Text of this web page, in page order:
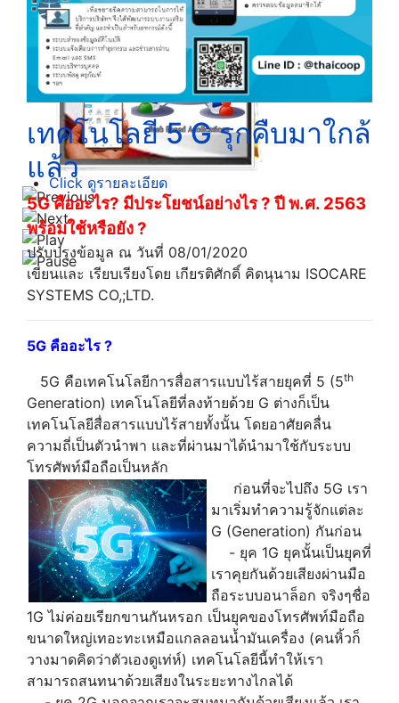
Click ดูรายละเอียด
Click ดูรายละเอียด
เทคโนโลยี 5 G รุกคืบมาใกล้
แล้ว
5Gคืออะไร? มีประโยชน์อย่างไร?ปี พ.ศ. 2563
พร้อมใช้หรือยัง?
ปรับปรุงข้อมูล ณ วันที่ 08/01/2020
เขียนและ เรียบเรียงโดย เกียรติศักดิ์ คิดนุนาม ISOCARE
SYSTEMS CO,;LTD.
5G คืออะไร ?
5G คือเทคโนโลยีการสื่อสารแบบไร้สายยุคที่ 5 (5th
Generation) เทคโนโลยีที่ลงท้ายด้วย G ต่างก็เป็น
เทคโนโลยีสื่อสารแบบไร้สายทั้งนั้น โดยอาศัยคลื่น
ความถี่เป็นตัวนำพา และที่ผ่านมาได้นำมาใช้กับระบบ
โทรศัพท์มือถือเป็นหลัก
ก่อนที่จะไปถึง 5G เรา
มาเริ่มทำความรู้จักแต่ละ
G (Generation) กันก่อน
- ยุค 1G ยุคนั้นเป็นยุคที่
เราคุยกันด้วยเสียงผ่านมือ
ถือระบบอนาล็อก จริงๆชื่อ
1G ไม่ค่อยเรียกขานกันหรอก เป็นยุคของโทรศัพท์มือถือ
ขนาดใหญ่เทอะทะเหมือแกลลอนน้ำมันเครื่อง (คนหิ้วก็
วางมาดคิดว่าตัวเองดูเท่ห์) เทคโนโลยีนี้ทำให้เรา
สามารถสนทนาด้วยเสียงในระยะทางไกลได้